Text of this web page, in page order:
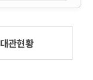
대관현황